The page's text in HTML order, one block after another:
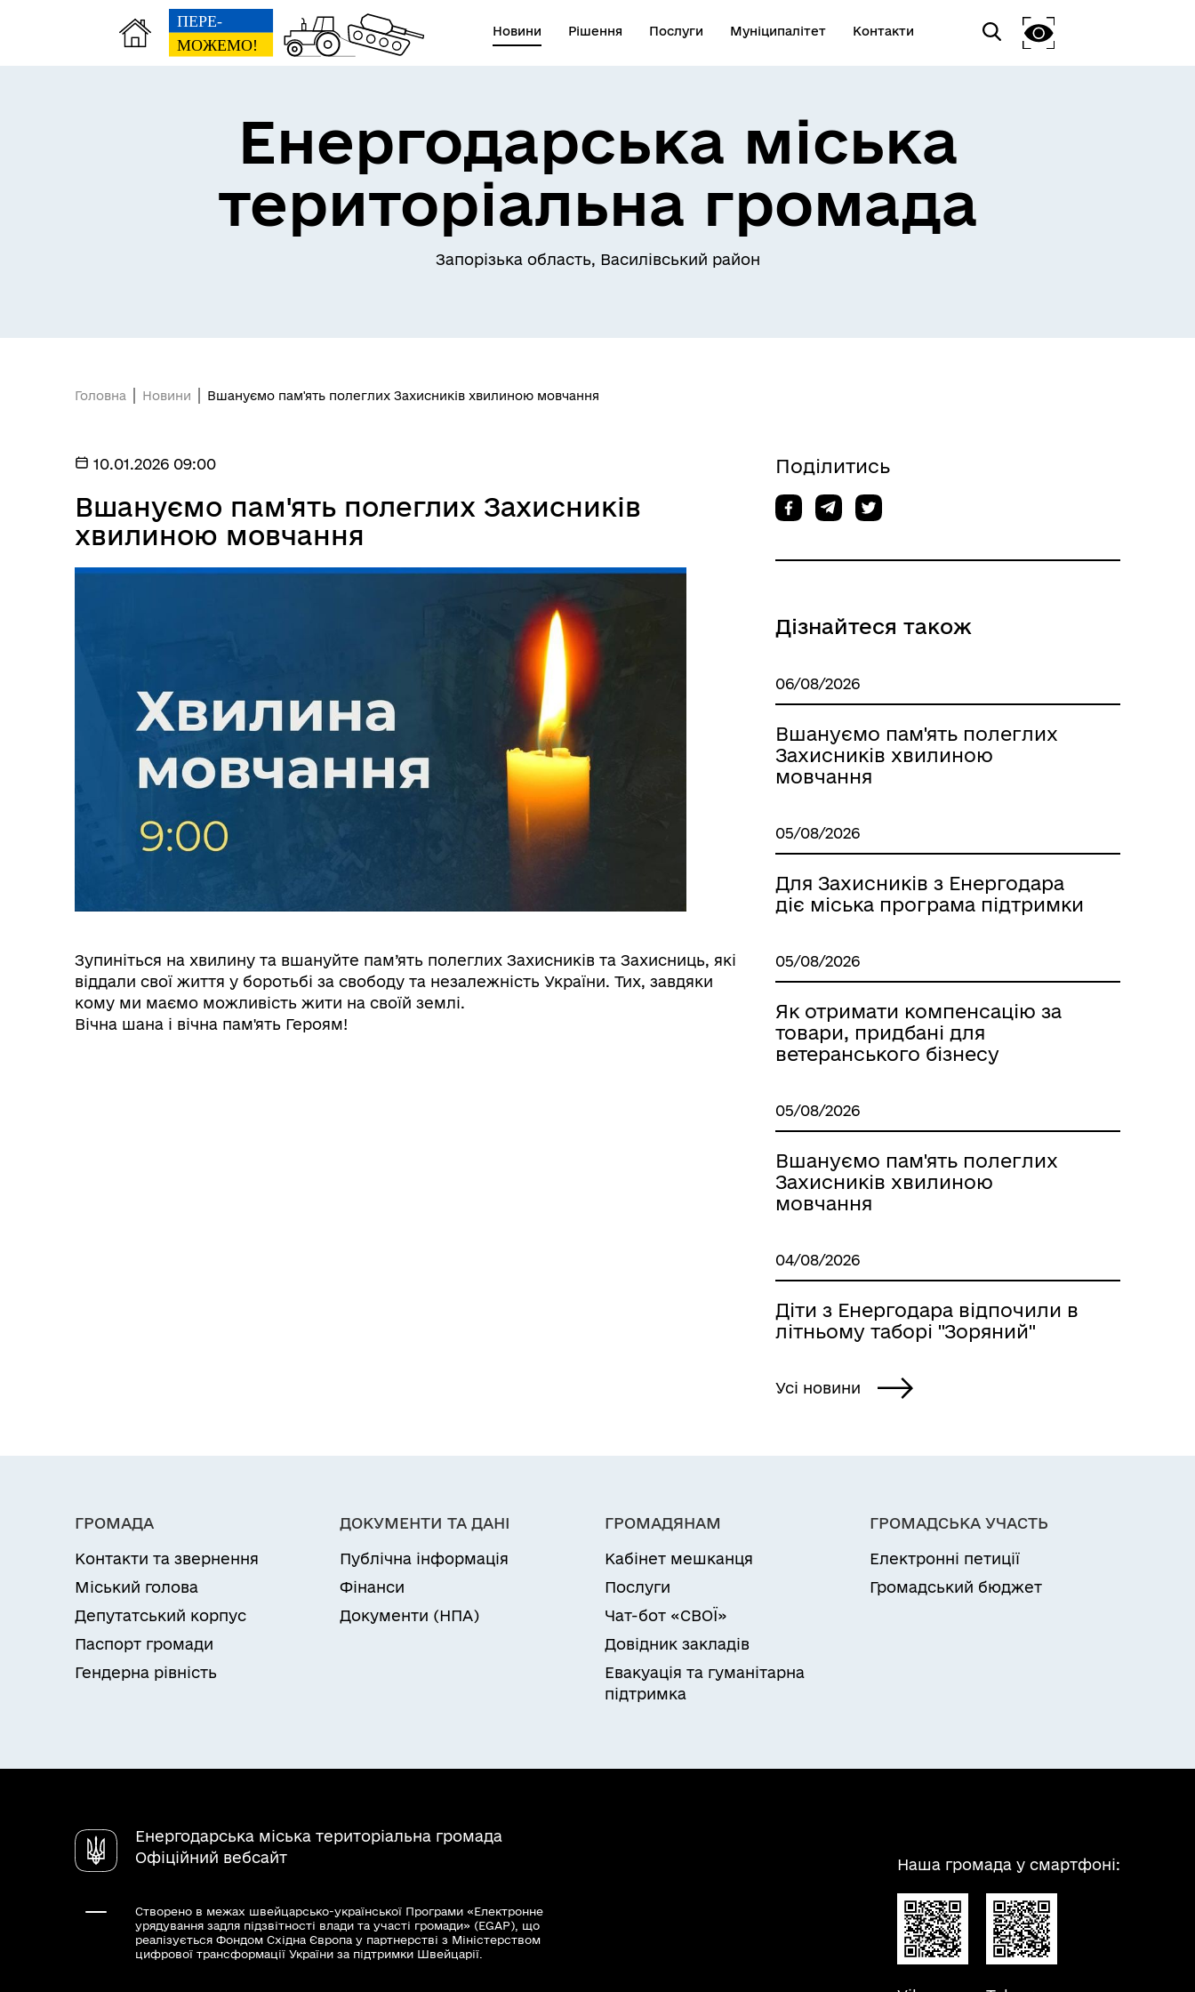
Новини Рішення Послуги Муніципалітет Контакти
Енергодарська міська
територіальна громада
Запорізька область, Василівський район
Головна Новини Вшануємо пам'ять полеглих Захисників хвилиною мовчання
10.01.2026 09:00
Вшануємо пам'ять полеглих Захисників
хвилиною мовчання
Зупиніться на хвилину та вшануйте пам’ять полеглих Захисників та Захисниць, які
віддали свої життя у боротьбі за свободу та незалежність України. Тих, завдяки
кому ми маємо можливість жити на своїй землі.
Вічна шана і вічна пам'ять Героям!
Поділитись
Дізнайтеся також
06/08/2026
Вшануємо пам'ять полеглих
Захисників хвилиною
мовчання
05/08/2026
Для Захисників з Енергодара
діє міська програма підтримки
05/08/2026
Як отримати компенсацію за
товари, придбані для
ветеранського бізнесу
05/08/2026
Вшануємо пам'ять полеглих
Захисників хвилиною
мовчання
04/08/2026
Діти з Енергодара відпочили в
літньому таборі "Зоряний"
Усі новини
ГРОМАДА
Контакти та звернення
Міський голова
Депутатський корпус
Паспорт громади
Гендерна рівність
ДОКУМЕНТИ ТА ДАНІ
Публічна інформація
Фінанси
Документи (НПА)
ГРОМАДЯНАМ
Кабінет мешканця
Послуги
Чат-бот «СВОЇ»
Довідник закладів
Евакуація та гуманітарна
підтримка
ГРОМАДСЬКА УЧАСТЬ
Електронні петиції
Громадський бюджет
Енергодарська міська територіальна громада
Офіційний вебсайт
Створено в межах швейцарсько-української Програми «Електронне
урядування задля підзвітності влади та участі громади» (EGAP), що
реалізується Фондом Східна Європа у партнерстві з Міністерством
цифрової трансформації України за підтримки Швейцарії.
Наша громада у смартфоні: